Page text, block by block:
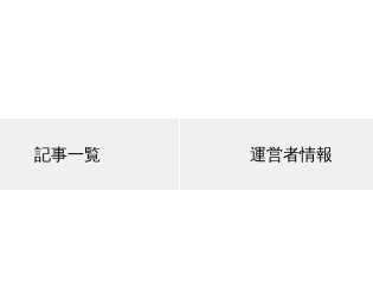
記事一覧 運営者情報